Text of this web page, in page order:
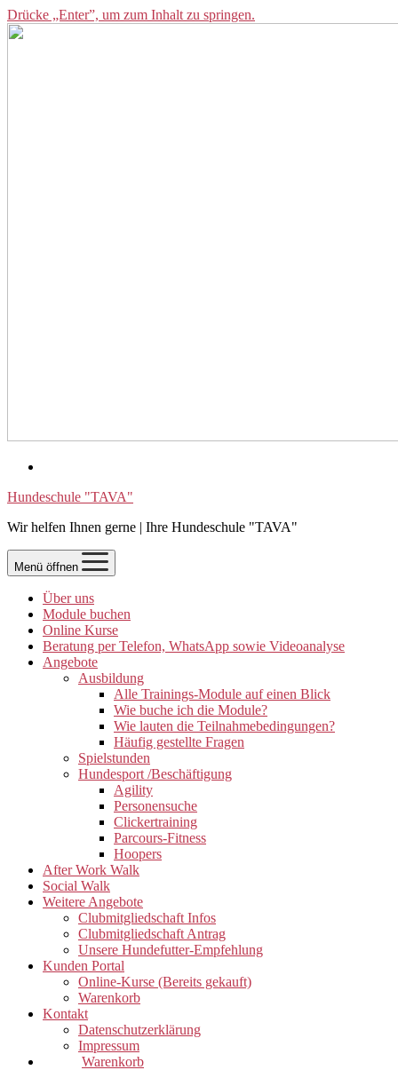
Drücke „Enter”, um zum Inhalt zu springen.
Hundeschule "TAVA"
Wir helfen Ihnen gerne | Ihre Hundeschule "TAVA"
Menü öffnen
Über uns
Module buchen
Online Kurse
Beratung per Telefon, WhatsApp sowie Videoanalyse
Angebote
Ausbildung
Alle Trainings-Module auf einen Blick
Wie buche ich die Module?
Wie lauten die Teilnahmebedingungen?
Häufig gestellte Fragen
Spielstunden
Hundesport /Beschäftigung
Agility
Personensuche
Clickertraining
Parcours-Fitness
Hoopers
After Work Walk
Social Walk
Weitere Angebote
Clubmitgliedschaft Infos
Clubmitgliedschaft Antrag
Unsere Hundefutter-Empfehlung
Kunden Portal
Online-Kurse (Bereits gekauft)
Warenkorb
Kontakt
Datenschutzerklärung
Impressum
Warenkorb